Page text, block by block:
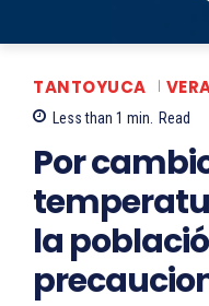
TANTOYUCA
Less than 1 min. Read
Por
la